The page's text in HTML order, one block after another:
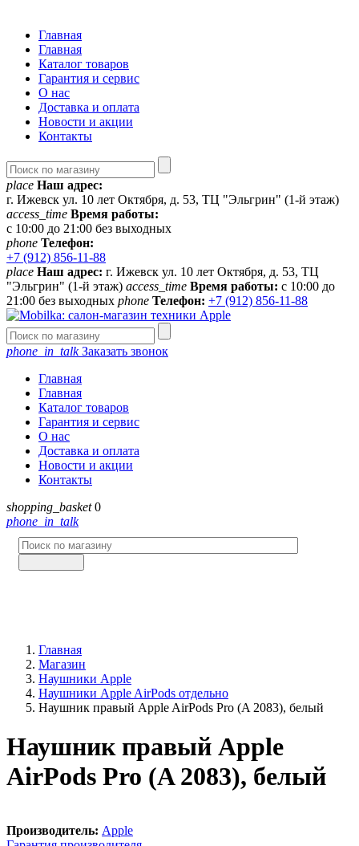
Главная
Главная
Каталог товаров
Гарантия и сервис
О нас
Доставка и оплата
Новости и акции
Контакты
place Наш адрес:
г. Ижевск ул. 10 лет Октября, д. 53, ТЦ "Эльгрин" (1-й этаж)
access_time Время работы:
с 10:00 до 21:00 без выходных
phone Телефон:
+7 (912) 856-11-88
place Наш адрес: г. Ижевск ул. 10 лет Октября, д. 53, ТЦ
"Эльгрин" (1-й этаж) access_time Время работы: с 10:00 до
21:00 без выходных phone Телефон: +7 (912) 856-11-88
phone_in_talkЗаказать звонок
Главная
Главная
Каталог товаров
Гарантия и сервис
О нас
Доставка и оплата
Новости и акции
Контакты
shopping_basket 0
phone_in_talk
Главная
Магазин
Наушники Apple
Наушники Apple AirPods отдельно
Наушник правый Apple AirPods Pro (A 2083), белый
Наушник правый Apple
AirPods Pro (A 2083), белый
Производитель: Apple